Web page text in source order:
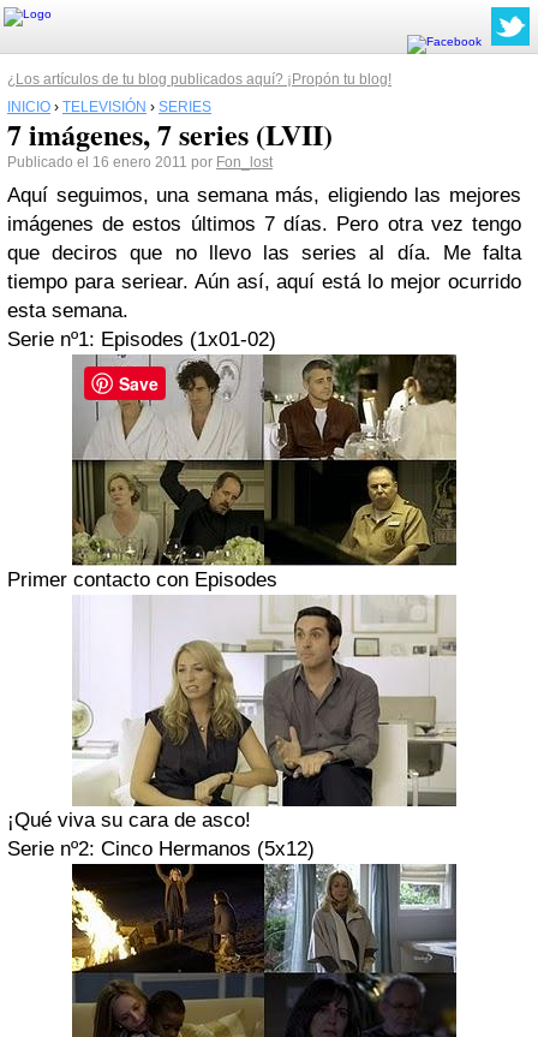
¿Los artículos de tu blog publicados aquí? ¡Propón tu blog!
INICIO › TELEVISIÓN › SERIES
7 imágenes, 7 series (LVII)
Publicado el 16 enero 2011 por Fon_lost
Aquí seguimos, una semana más, eligiendo las mejores
imágenes de estos últimos 7 días. Pero otra vez tengo
que deciros que no llevo las series al día. Me falta
tiempo para seriear. Aún así, aquí está lo mejor ocurrido
esta semana.
Serie nº1: Episodes (1x01-02)
Primer contacto con Episodes
¡Qué viva su cara de asco!
Serie nº2: Cinco Hermanos (5x12)
Save